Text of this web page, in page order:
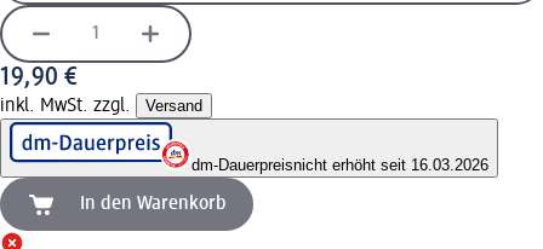
19,90 €
inkl. MwSt. zzgl. Versand
dm-Dauerpreisnicht erhöht seit 16.03.2026
In den Warenkorb